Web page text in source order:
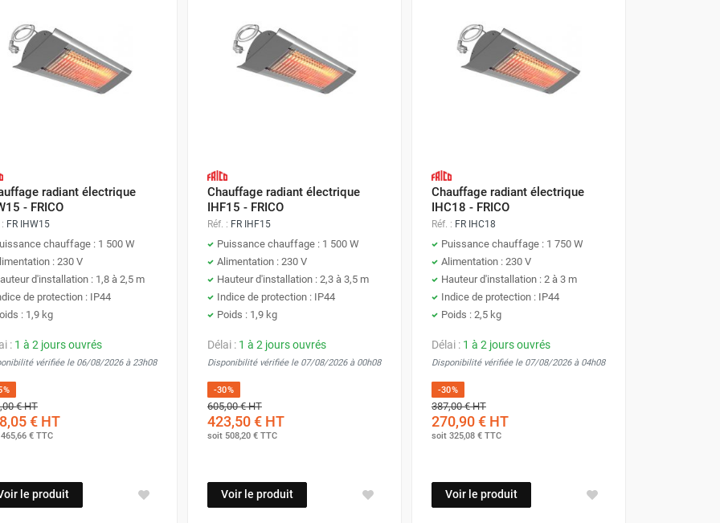
radiant électrique
- FRICO
FR IHW15
chauffage : 1 500 W
: 230 V
d'installation : 1,8 à 2,5 m
de protection : IP44
: 1,9 kg
: 1 à 2 jours ouvrés
vérifiée le 06/08/2026 à 23h08
€HT
€ HT
465,66 € TTC
le produit
Chauffage radiant électrique
IHF15 - FRICO
Réf. : FR IHF15
Puissance chauffage : 1 500 W
Alimentation : 230 V
Hauteur d'installation : 2,3 à 3,5 m
Indice de protection : IP44
Poids : 1,9 kg
Délai : 1 à 2 jours ouvrés
Disponibilité vérifiée le 07/08/2026 à 00h08
-30%
605,00 €HT
423,50 €HT
soit 508,20 €TTC
Voir le produit
Chauffage radiant électrique
IHC18 - FRICO
Réf. : FR IHC18
Puissance chauffage : 1 750 W
Alimentation : 230 V
Hauteur d'installation : 2 à 3 m
Indice de protection : IP44
Poids : 2,5 kg
Délai : 1 à 2 jours ouvrés
Disponibilité vérifiée le 07/08/2026 à 04h08
-30%
387,00 €HT
270,90 €HT
soit 325,08 €TTC
Voir le produit